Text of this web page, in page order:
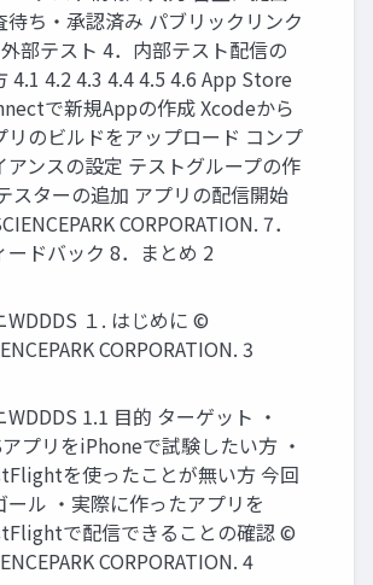
待ち・承認済み パブリックリンク
部テスト 4．内部テスト配信の
4.1 4.2 4.3 4.4 4.5 4.6 App Store
で新規Appの作成 Xcodeから
リのビルドをアップロード コンプ
アンスの設定 テストグループの作
スターの追加 アプリの配信開始
CORPORATION. 7．
ードバック 8．まとめ 2
WDDDS １. はじめに ©
CORPORATION. 3
WDDDS 1.1 目的 ターゲット ・
プリをiPhoneで試験したい方 ・
を使ったことが無い方 今回
ール ・実際に作ったアプリを
で配信できることの確認 ©
CORPORATION. 4